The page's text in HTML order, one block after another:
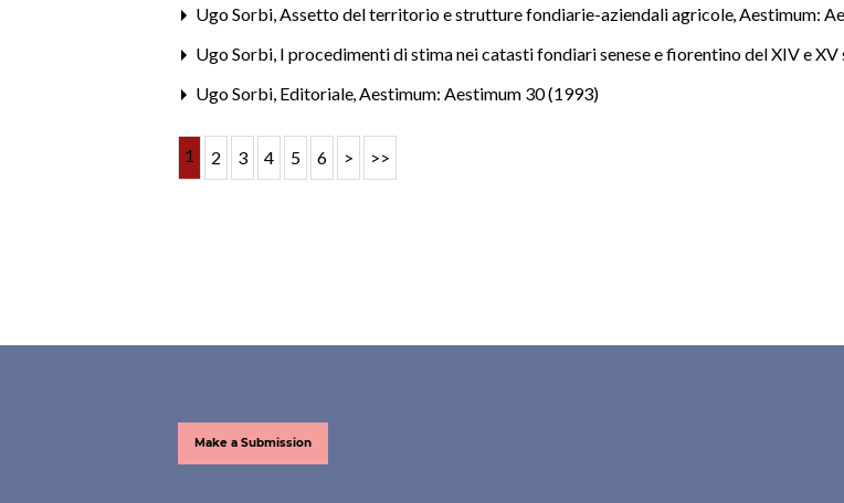
Ugo Sorbi,Assetto del territorio e strutture fondiarie-aziendali agricole,Aestimum:
Ugo Sorbi, I procedimenti di stima nei catasti fondiari senese e fiorentino del XIV e
Ugo Sorbi, Editoriale,Aestimum: Aestimum 30 (1993)
1 2 3 4 5 6 > >>
Make a Submission